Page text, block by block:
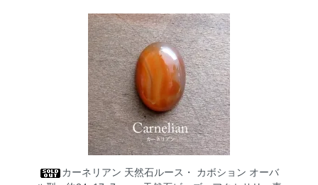
カーネリアン 天然石ルース・ カボション オーバ